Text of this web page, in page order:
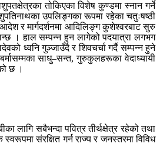
तोकिएका विशेष कुण्डमा स्नान गर्ने
उपलिङ्गका रूपमा रहेका चतुःषष्ठी
आदेश र मार्गदर्शनमा आदिलिङ्ग कुशेश्वरबाट सुरु
। हाल सम्पन्न हुन लागेको पदयात्रा लगभग
ध्वनि गुञ्जाउँदै र शिवचर्चा गर्दै सम्पन्न हुने
साधु–सन्त, गुरुकुलहरूका वेदाध्यायी
छ ।
लागि सबैभन्दा पवित्र तीर्थक्षेत्र रहेको तथा
संरक्षित गर्न राज्य र जनस्तरमा विविध